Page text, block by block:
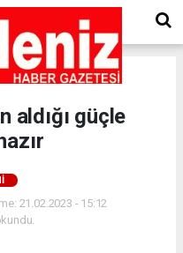
aldığı güçle
21.02.2023 - 15:12